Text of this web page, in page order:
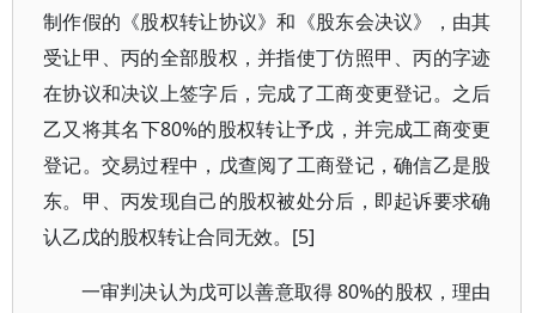
制作假的《股权转让协议》和《股东会决议》，由其
受让甲、丙的全部股权，并指使丁仿照甲、丙的字迹
在协议和决议上签字后，完成了工商变更登记。之后
乙又将其名下80%的股权转让予戊，并完成工商变更
登记。交易过程中，戊查阅了工商登记，确信乙是股
东。甲、丙发现自己的股权被处分后，即起诉要求确
认乙戊的股权转让合同无效。[5]
一审判决认为戊可以善意取得 80%的股权，理由